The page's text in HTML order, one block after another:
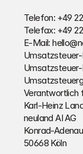
Telefon: +49
Telefax: +49
E-Mail:
Verantwortlich
Karl-Heinz
neuland AI AG
Konrad-
50668 Köln